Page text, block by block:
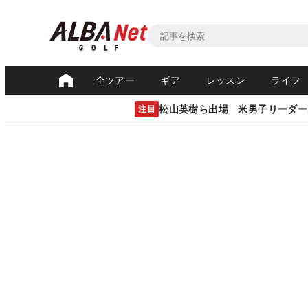
全ツアー ギア レッスン ライフ
注目 松山英樹ら出場 米男子リーダ